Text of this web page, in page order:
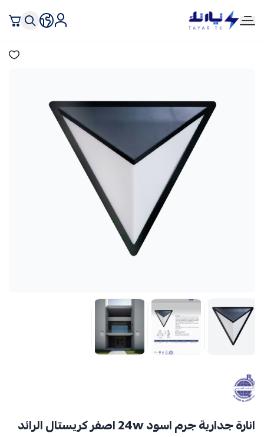
تيار تك إنارة وكهرباء
انارة جدارية جرم اسود 24w اصفر كريستال الرائد